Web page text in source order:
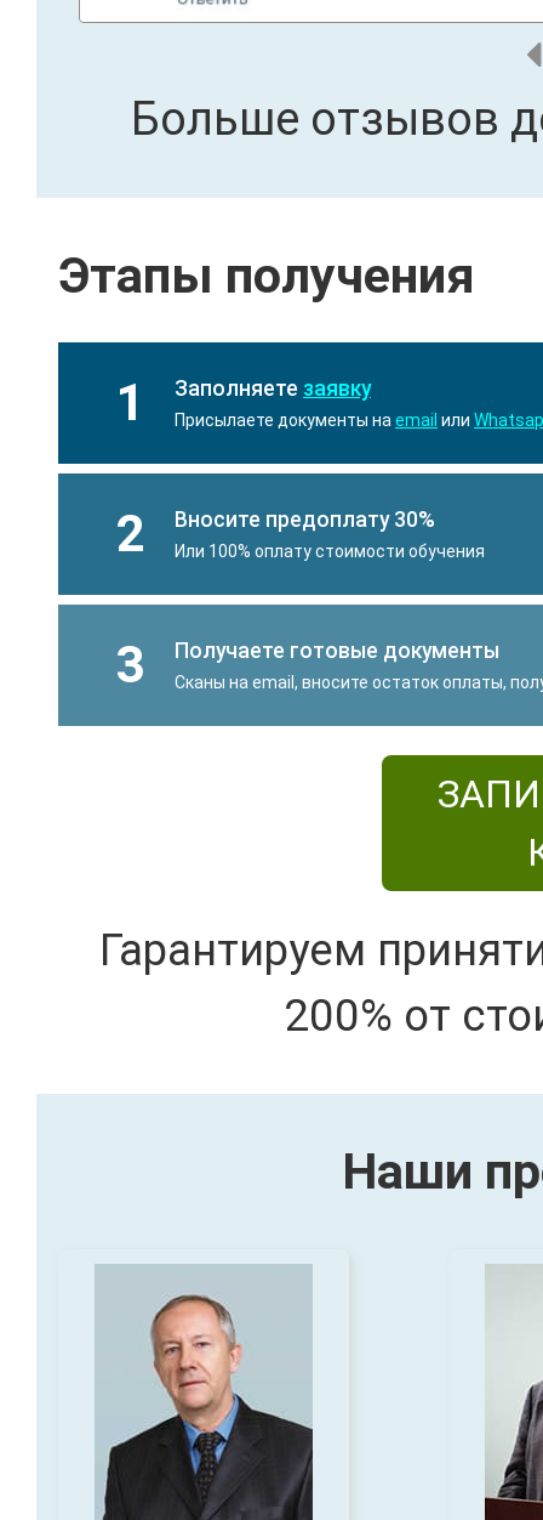
Больше отзывов
Этапы получения
1 Заполняете заявку
Присылаете документы на email или
2 Вносите предоплату 30%
Или 100% оплату стоимости обучения
3 Получаете готовые документы
Сканы на email, вносите остаток оплаты,
Гарантируем
200% от
Наши